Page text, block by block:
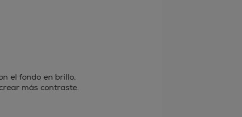
el fondo en brillo,
más contraste.